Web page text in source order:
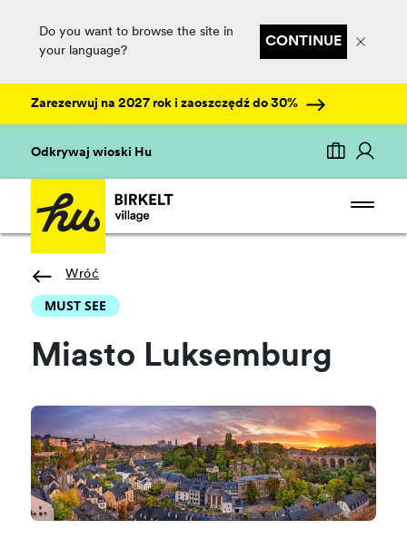
Do you want to browse the site in
your language?
CONTINUE
Zarezerwuj na 2027 rok i zaoszczędź do 30%
Odkrywaj wioski Hu
Wróć
MUST SEE
Miasto Luksemburg